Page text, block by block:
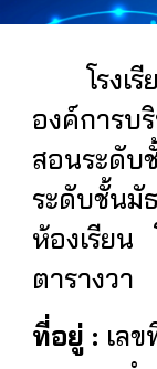
โรงเ
องค์การบ
สอนระดับ
ระดับชั้นมั
ห้องเรียน
ตารางวา
ที่อยู่ : เล